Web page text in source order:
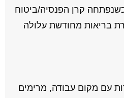
קרן הפנסיה/ביטוח
בריאות מחודשת עלולה
עם מקום עבודה, מרימים